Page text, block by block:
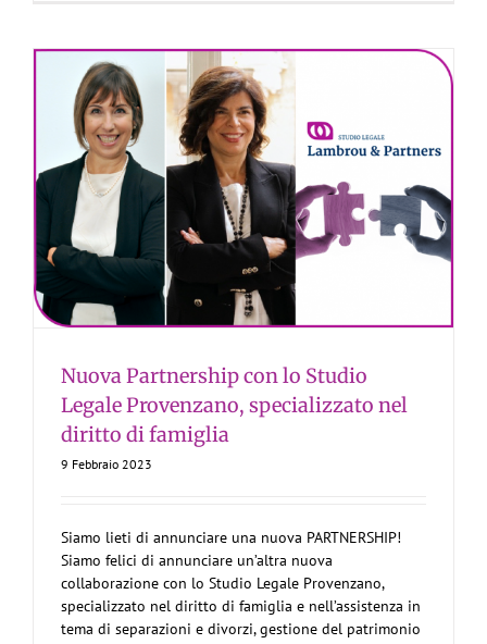
Nuova Partnership con lo Studio
Legale Provenzano, specializzato nel
diritto di famiglia
9 Febbraio 2023
Siamo lieti di annunciare una nuova PARTNERSHIP!
Siamo felici di annunciare un’altra nuova
collaborazione con lo Studio Legale Provenzano,
specializzato nel diritto di famiglia e nell’assistenza in
tema di separazioni e divorzi, gestione del patrimonio